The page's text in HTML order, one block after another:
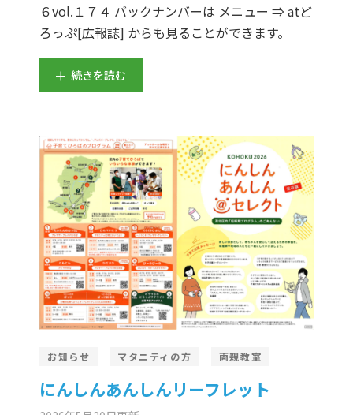
６vol.１７４ バックナンバーは メニュー ⇒ atど
ろっぷ[広報誌] からも見ることができます。
続きを読む
お知らせ マタニティの方 両親教室
にんしんあんしんリーフレット